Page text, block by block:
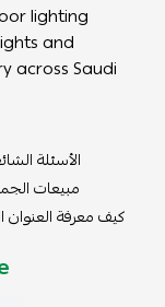
lighting
and
across Saudi
الأسئلة
مبيعات
كيف معرفة